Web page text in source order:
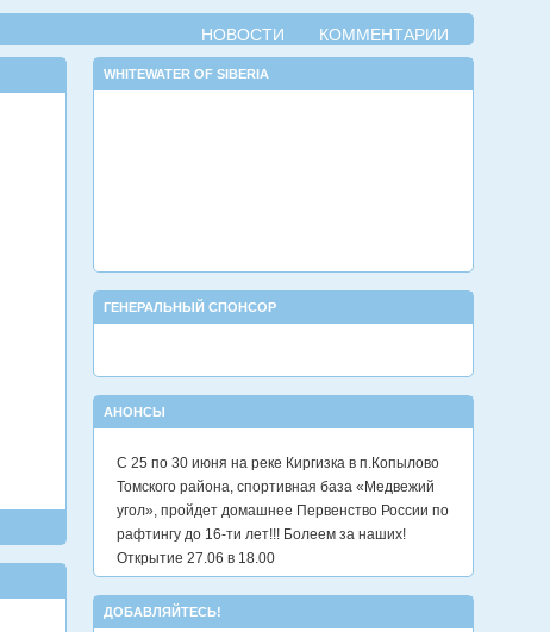
НОВОСТИ КОММЕНТАРИИ
WHITEWATER OF SIBERIA
ГЕНЕРАЛЬНЫЙ СПОНСОР
АНОНСЫ
С 25 по 30 июня на реке Киргизка в п.Копылово
Томского района, спортивная база «Медвежий
угол», пройдет домашнее Первенство России по
рафтингу до 16-ти лет!!! Болеем за наших!
Открытие 27.06 в 18.00
ДОБАВЛЯЙТЕСЬ!